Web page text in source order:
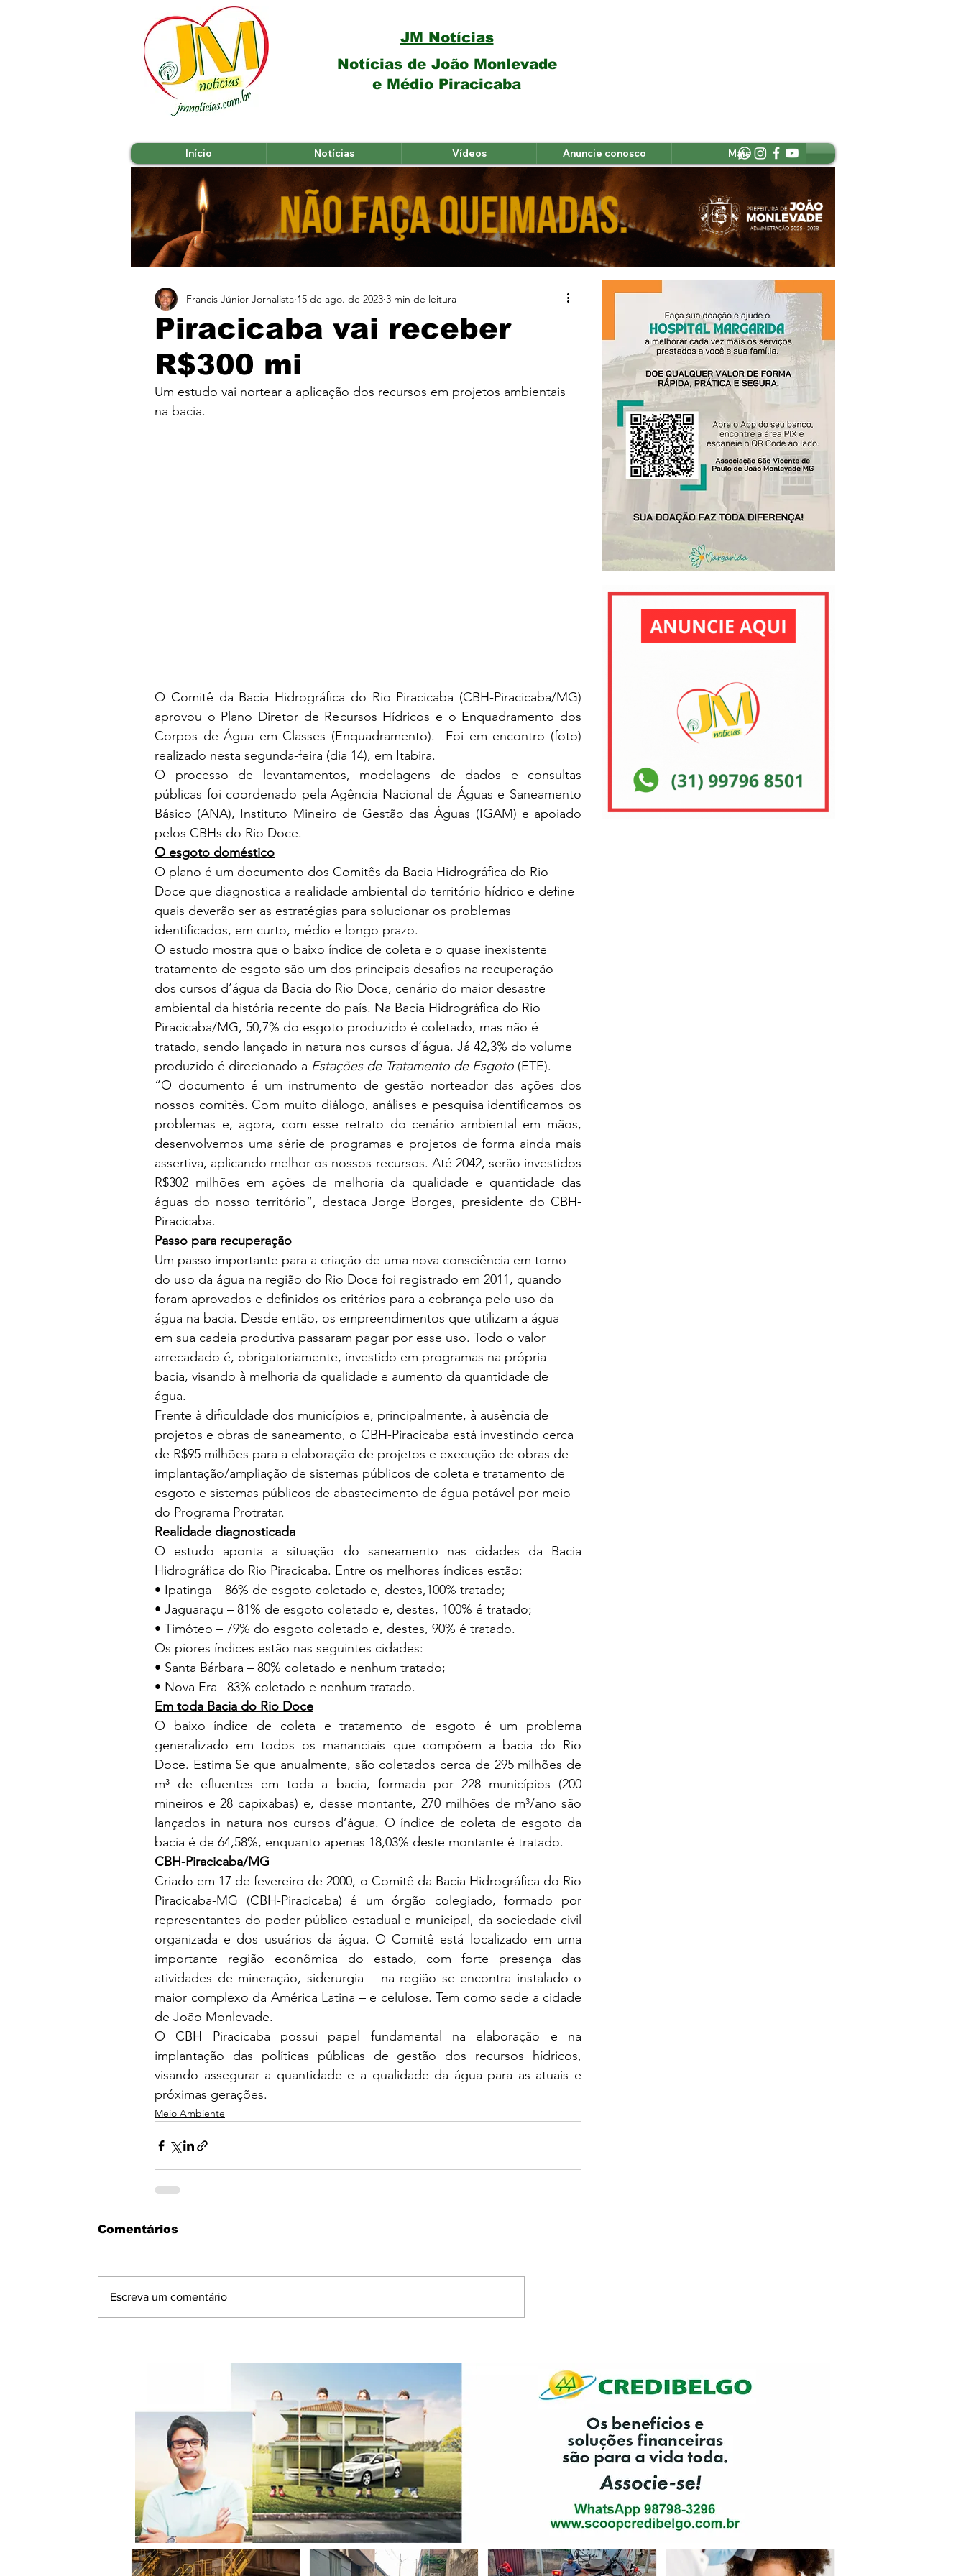
Notícias de João Monlevade
e Médio Piracicaba
JM Notícias
Início Notícias Vídeos Anuncie conosco Mais
Piracicaba vai receber
R$300 mi
Francis Júnior Jornalista 15 de ago. de 2023 3 min de leitura
Um estudo vai nortear a aplicação dos recursos em projetos ambientais
na bacia.
O Comitê da Bacia Hidrográfica do Rio Piracicaba (CBH-Piracicaba/MG)
aprovou o Plano Diretor de Recursos Hídricos e o Enquadramento dos
Corpos de Água em Classes (Enquadramento).  Foi em encontro (foto)
realizado nesta segunda-feira (dia 14), em Itabira.
O processo de levantamentos, modelagens de dados e consultas
públicas foi coordenado pela Agência Nacional de Águas e Saneamento
Básico (ANA), Instituto Mineiro de Gestão das Águas (IGAM) e apoiado
pelos CBHs do Rio Doce.
O esgoto doméstico
O plano é um documento dos Comitês da Bacia Hidrográfica do Rio
Doce que diagnostica a realidade ambiental do território hídrico e define
quais deverão ser as estratégias para solucionar os problemas
identificados, em curto, médio e longo prazo.
O estudo mostra que o baixo índice de coleta e o quase inexistente
tratamento de esgoto são um dos principais desafios na recuperação
dos cursos d’água da Bacia do Rio Doce, cenário do maior desastre
ambiental da história recente do país. Na Bacia Hidrográfica do Rio
Piracicaba/MG, 50,7% do esgoto produzido é coletado, mas não é
tratado, sendo lançado in natura nos cursos d’água. Já 42,3% do volume
produzido é direcionado a Estações de Tratamento de Esgoto (ETE).
“O documento é um instrumento de gestão norteador das ações dos
nossos comitês. Com muito diálogo, análises e pesquisa identificamos os
problemas e, agora, com esse retrato do cenário ambiental em mãos,
desenvolvemos uma série de programas e projetos de forma ainda mais
assertiva, aplicando melhor os nossos recursos. Até 2042, serão investidos
R$302 milhões em ações de melhoria da qualidade e quantidade das
águas do nosso território”, destaca Jorge Borges, presidente do CBH-
Piracicaba.
Passo para recuperação
Um passo importante para a criação de uma nova consciência em torno
do uso da água na região do Rio Doce foi registrado em 2011, quando
foram aprovados e definidos os critérios para a cobrança pelo uso da
água na bacia. Desde então, os empreendimentos que utilizam a água
em sua cadeia produtiva passaram pagar por esse uso. Todo o valor
arrecadado é, obrigatoriamente, investido em programas na própria
bacia, visando à melhoria da qualidade e aumento da quantidade de
água.
Frente à dificuldade dos municípios e, principalmente, à ausência de
projetos e obras de saneamento, o CBH-Piracicaba está investindo cerca
de R$95 milhões para a elaboração de projetos e execução de obras de
implantação/ampliação de sistemas públicos de coleta e tratamento de
esgoto e sistemas públicos de abastecimento de água potável por meio
do Programa Protratar.
Realidade diagnosticada
O estudo aponta a situação do saneamento nas cidades da Bacia
Hidrográfica do Rio Piracicaba. Entre os melhores índices estão:
• Ipatinga – 86% de esgoto coletado e, destes,100% tratado;
• Jaguaraçu – 81% de esgoto coletado e, destes, 100% é tratado;
• Timóteo – 79% do esgoto coletado e, destes, 90% é tratado.
Os piores índices estão nas seguintes cidades:
• Santa Bárbara – 80% coletado e nenhum tratado;
• Nova Era– 83% coletado e nenhum tratado.
Em toda Bacia do Rio Doce
O baixo índice de coleta e tratamento de esgoto é um problema
generalizado em todos os mananciais que compõem a bacia do Rio
Doce. Estima Se que anualmente, são coletados cerca de 295 milhões de
m³ de efluentes em toda a bacia, formada por 228 municípios (200
mineiros e 28 capixabas) e, desse montante, 270 milhões de m³/ano são
lançados in natura nos cursos d’água. O índice de coleta de esgoto da
bacia é de 64,58%, enquanto apenas 18,03% deste montante é tratado.
CBH-Piracicaba/MG
Criado em 17 de fevereiro de 2000, o Comitê da Bacia Hidrográfica do Rio
Piracicaba-MG (CBH-Piracicaba) é um órgão colegiado, formado por
representantes do poder público estadual e municipal, da sociedade civil
organizada e dos usuários da água. O Comitê está localizado em uma
importante região econômica do estado, com forte presença das
atividades de mineração, siderurgia – na região se encontra instalado o
maior complexo da América Latina – e celulose. Tem como sede a cidade
de João Monlevade.
O CBH Piracicaba possui papel fundamental na elaboração e na
implantação das políticas públicas de gestão dos recursos hídricos,
visando assegurar a quantidade e a qualidade da água para as atuais e
próximas gerações.
Meio Ambiente
Comentários
Escreva um comentário